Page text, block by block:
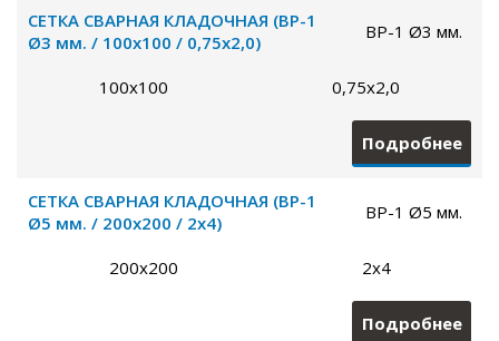
СЕТКА СВАРНАЯ КЛАДОЧНАЯ (ВР-1
Ø3 мм. / 100х100 / 0,75х2,0)
ВР-1 Ø3 мм.
100х100 0,75х2,0
Подробнее
СЕТКА СВАРНАЯ КЛАДОЧНАЯ (ВР-1
Ø5 мм. / 200х200 / 2х4)
ВР-1 Ø5 мм.
200х200 2х4
Подробнее